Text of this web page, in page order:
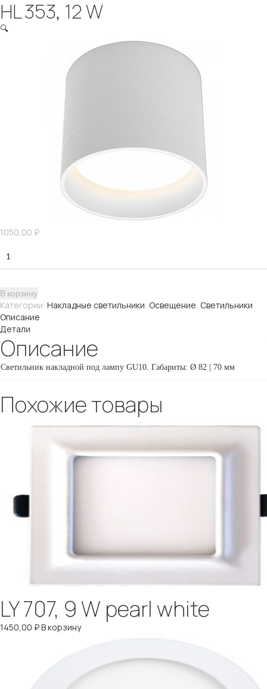
HL 353, 12 W
🔍
1050,00 ₽
HL
W
В корзину
Категории: Накладные светильники, Освещение, Светильники
Описание
Детали
Описание
Светильник накладной под лампу GU10. Габариты: Ø 82 | 70 мм
Похожие товары
LY 707, 9 W pearl white
1450,00 ₽В корзину